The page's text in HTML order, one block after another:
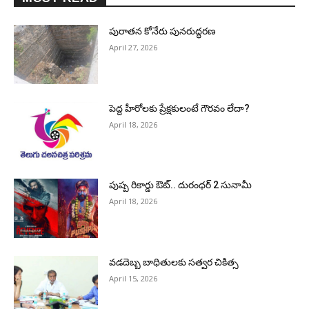
పురాత‌న కోనేరు పున‌రుద్ధ‌ర‌ణ
April 27, 2026
పెద్ద హీరోల‌కు ప్రేక్ష‌కులంటే గౌర‌వం లేదా?
April 18, 2026
పుష్ప రికార్డు ఔట్‌.. దురంధ‌ర్ 2 సునామీ
April 18, 2026
వడదెబ్బ బాధితులకు సత్వర చికిత్స
April 15, 2026